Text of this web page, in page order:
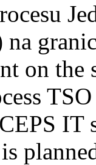
on
IT